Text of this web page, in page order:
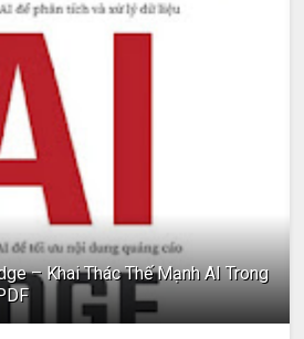
– Khai Thác Thế Mạnh AI Trong